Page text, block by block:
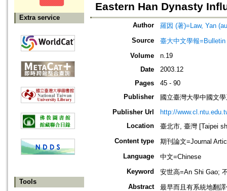
Extra service
Tools
Eastern Han Dynasty
Author
羅因 (著)=Law, Yan
Source
臺大中文學報
Volume
n.19
Date
2003.12
Pages
45 - 90
Publisher
國立臺灣大學中國文
Publisher Url
http://
Location
臺北市, 臺灣 [Taipei
Content type
期刊論文=Journal
Language
中文=Chinese
Keyword
安世高=An Shi Gao;
Abstract
最早而且有系統地翻